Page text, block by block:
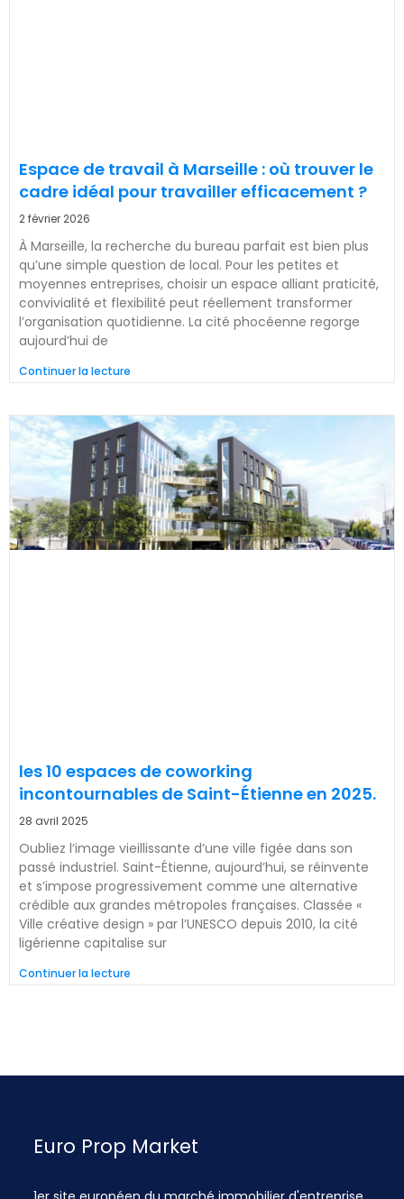
Espace de travail à Marseille : où trouver le
cadre idéal pour travailler efficacement ?
2 février 2026
À Marseille, la recherche du bureau parfait est bien plus
qu’une simple question de local. Pour les petites et
moyennes entreprises, choisir un espace alliant praticité,
convivialité et flexibilité peut réellement transformer
l’organisation quotidienne. La cité phocéenne regorge
aujourd’hui de
Continuer la lecture
les 10 espaces de coworking
incontournables de Saint-Étienne en 2025.
28 avril 2025
Oubliez l’image vieillissante d’une ville figée dans son
passé industriel. Saint-Étienne, aujourd’hui, se réinvente
et s’impose progressivement comme une alternative
crédible aux grandes métropoles françaises. Classée «
Ville créative design » par l’UNESCO depuis 2010, la cité
ligérienne capitalise sur
Continuer la lecture
Euro Prop Market